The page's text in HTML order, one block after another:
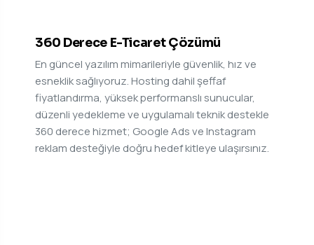
360 Derece E-Ticaret Çözümü
En güncel yazılım mimarileriyle güvenlik, hız ve
esneklik sağlıyoruz. Hosting dahil şeffaf
fiyatlandırma, yüksek performanslı sunucular,
düzenli yedekleme ve uygulamalı teknik destekle
360 derece hizmet; Google Ads ve Instagram
reklam desteğiyle doğru hedef kitleye ulaşırsınız.